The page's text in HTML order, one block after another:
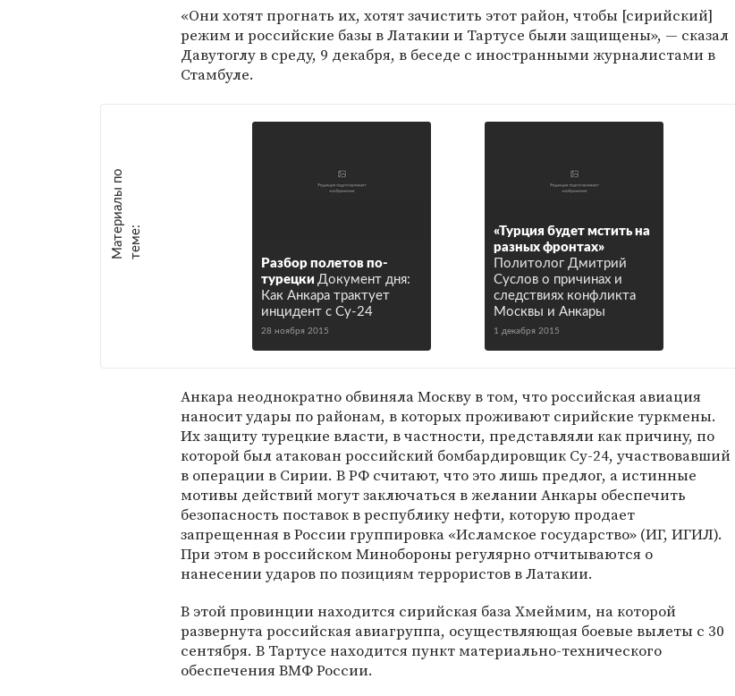
«Они хотят прогнать их, хотят зачистить этот район, чтобы [сирийский]
режим и российские базы в Латакии и Тартусе были защищены», — сказал
Давутоглу в среду, 9 декабря, в беседе с иностранными журналистами в
Стамбуле.
М
а
т е
р
и
а
л
ы
п
о
т
е
м
е :
Разбор полетов по-
турецки Документ дня:
Как Анкара трактует
инцидент с Су-24
28 ноября 2015
«Турция будет мстить на
разных фронтах»
Политолог Дмитрий
Суслов о причинах и
следствиях конфликта
Москвы и Анкары
1 декабря 2015
Анкара неоднократно обвиняла Москву в том, что российская авиация
наносит удары по районам, в которых проживают сирийские туркмены.
Их защиту турецкие власти, в частности, представляли как причину, по
которой был атакован российский бомбардировщик Су-24, участвовавший
в операции в Сирии. В РФ считают, что это лишь предлог, а истинные
мотивы действий могут заключаться в желании Анкары обеспечить
безопасность поставок в республику нефти, которую продает
запрещенная в России группировка «Исламское государство» (ИГ, ИГИЛ).
При этом в российском Минобороны регулярно отчитываются о
нанесении ударов по позициям террористов в Латакии.
В этой провинции находится сирийская база Хмеймим, на которой
развернута российская авиагруппа, осуществляющая боевые вылеты с 30
сентября. В Тартусе находится пункт материально-технического
обеспечения ВМФ России.